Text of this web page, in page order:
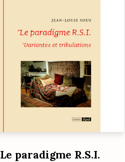
Le paradigme R.S.I.